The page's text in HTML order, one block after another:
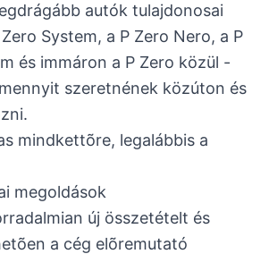
autók tulajdonosai
System, a P Zero Nero, a P
és immáron a P Zero közül -
szeretnének közúton és
mindkettõre, legalábbis a
megoldások
új összetételt és
a cég elõremutató